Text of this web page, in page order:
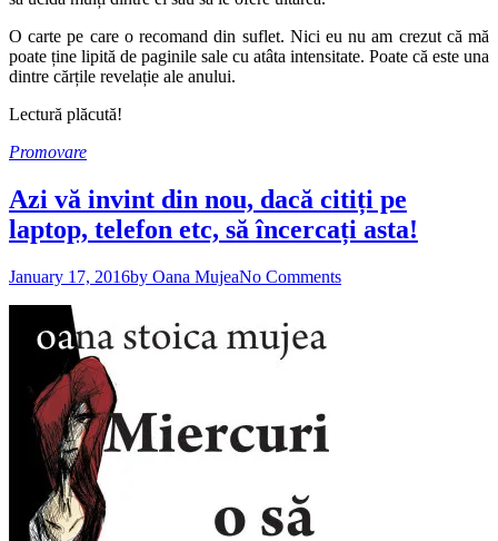
O carte pe care o recomand din suflet. Nici eu nu am crezut că mă
poate ține lipită de paginile sale cu atâta intensitate. Poate că este una
dintre cărțile revelație ale anului.
Lectură plăcută!
Promovare
Azi vă invint din nou, dacă citiți pe
laptop, telefon etc, să încercați asta!
January 17, 2016by Oana MujeaNo Comments